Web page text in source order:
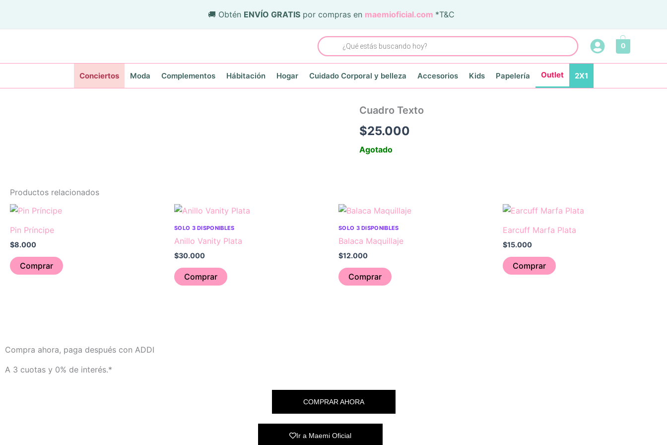
🚚 Obtén ENVÍO GRATIS por compras en maemioficial.com *T&C
Búsqueda
de
productos
0
Conciertos Moda Complementos Hábitación Hogar Cuidado Corporal y belleza Accesorios Kids Papelería Outlet 2X1
Cuadro Texto
$25.000
Agotado
Productos relacionados
Pin Príncipe
$8.000
Comprar
SOLO 3 DISPONIBLES
Anillo Vanity Plata
$30.000
Comprar
SOLO 3 DISPONIBLES
Balaca Maquillaje
$12.000
Comprar
Earcuff Marfa Plata
$15.000
Comprar
Compra ahora, paga después con ADDI
A 3 cuotas y 0% de interés.*
COMPRAR AHORA
Ir a Maemi Oficial